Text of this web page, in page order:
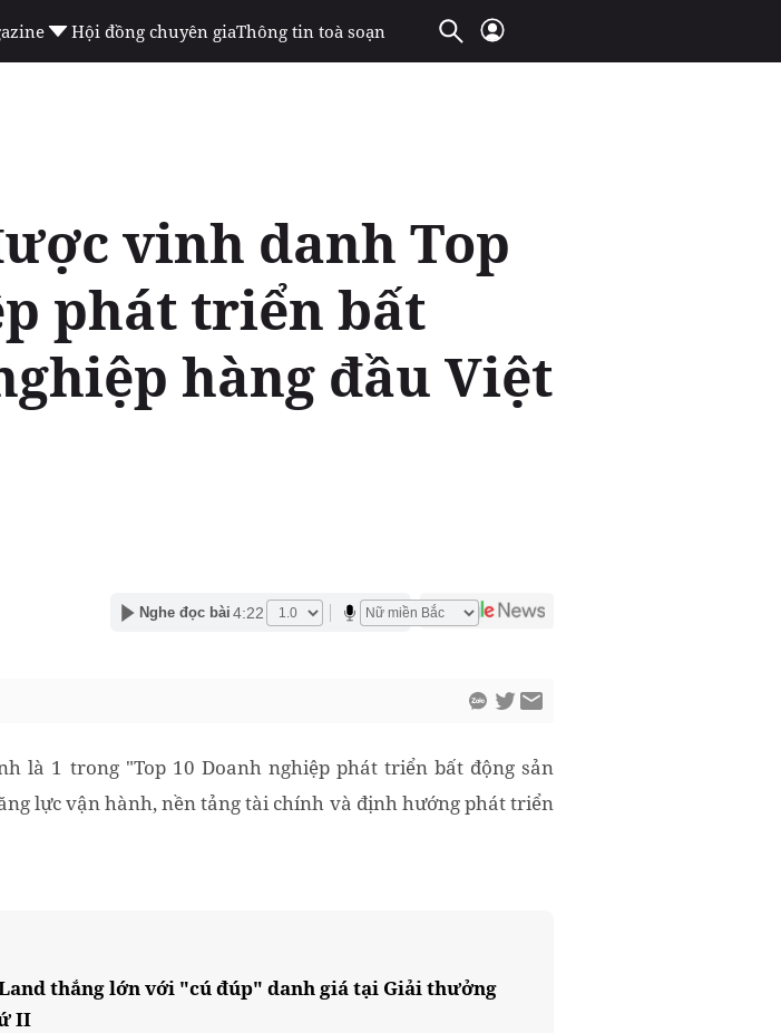
Hội đồng chuyên giaThông tin toà soạn
vinh danh Top
phát triển bất
hàng đầu Việt
Nghe đọc bài 4:22
là 1 trong "Top 10 Doanh nghiệp phát triển bất động sản
lực vận hành, nền tảng tài chính và định hướng phát triển
thắng lớn với "cú đúp" danh giá tại Giải thưởng
II